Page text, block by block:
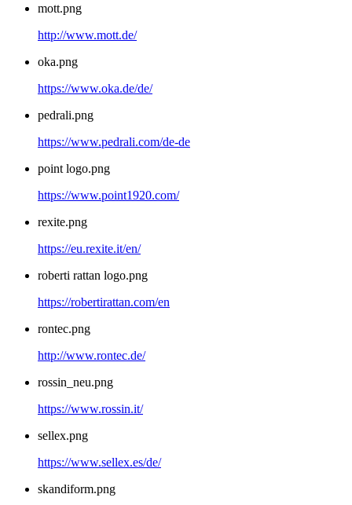
mott.png
http://www.mott.de/
oka.png
https://www.oka.de/de/
pedrali.png
https://www.pedrali.com/de-de
point logo.png
https://www.point1920.com/
rexite.png
https://eu.rexite.it/en/
roberti rattan logo.png
https://robertirattan.com/en
rontec.png
http://www.rontec.de/
rossin_neu.png
https://www.rossin.it/
sellex.png
https://www.sellex.es/de/
skandiform.png